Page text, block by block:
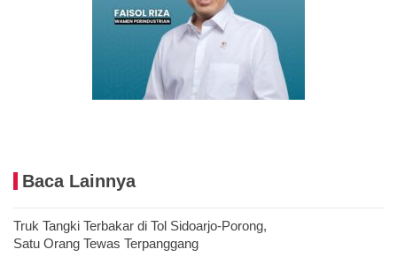
Baca Lainnya
Truk Tangki Terbakar di Tol Sidoarjo-Porong,
Satu Orang Tewas Terpanggang